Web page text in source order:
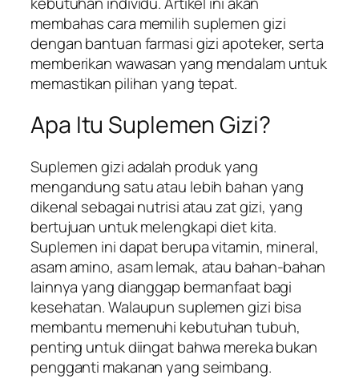
membahas cara memilih suplemen gizi
dengan bantuan farmasi gizi apoteker, serta
memberikan wawasan yang mendalam untuk
memastikan pilihan yang tepat.
Apa Itu Suplemen Gizi?
Suplemen gizi adalah produk yang
mengandung satu atau lebih bahan yang
dikenal sebagai nutrisi atau zat gizi, yang
bertujuan untuk melengkapi diet kita.
Suplemen ini dapat berupa vitamin, mineral,
asam amino, asam lemak, atau bahan-bahan
lainnya yang dianggap bermanfaat bagi
kesehatan. Walaupun suplemen gizi bisa
membantu memenuhi kebutuhan tubuh,
penting untuk diingat bahwa mereka bukan
pengganti makanan yang seimbang.